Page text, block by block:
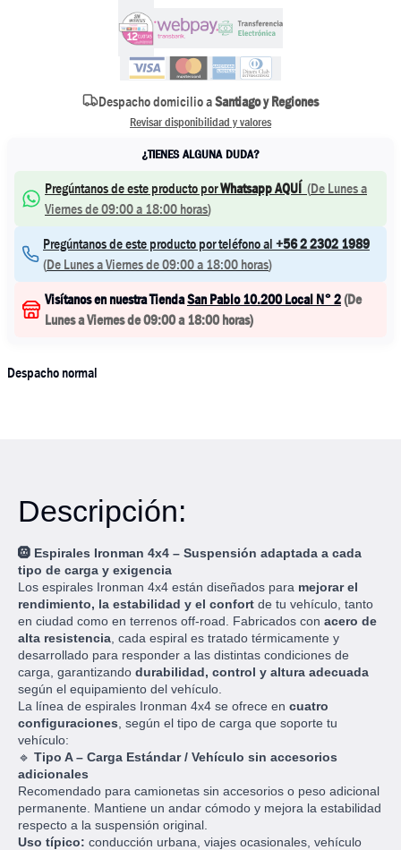
Despacho domicilio aSantiago y Regiones
Revisar disponibilidad y valores
¿TIENES ALGUNA DUDA?
Pregúntanos de este producto porWhatsapp AQUÍ (De Lunes a
Viernes de 09:00 a 18:00 horas)
Pregúntanos de este producto por teléfono al+56 2 2302 1989
(De Lunes a Viernes de 09:00 a 18:00 horas)
Visítanos en nuestra TiendaSan Pablo 10.200 Local N° 2(De
Lunes a Viernes de 09:00 a 18:00 horas)
Despacho normal
Descripción:
🛞 Espirales Ironman 4x4 – Suspensión adaptada a cada
tipo de carga y exigencia
Los espirales Ironman 4x4 están diseñados para mejorar el
rendimiento, la estabilidad y el confort de tu vehículo, tanto
en ciudad como en terrenos off-road. Fabricados con acero de
alta resistencia , cada espiral es tratado térmicamente y
desarrollado para responder a las distintas condiciones de
carga, garantizando durabilidad, control y altura adecuada
según el equipamiento del vehículo.
La línea de espirales Ironman 4x4 se ofrece en cuatro
configuraciones , según el tipo de carga que soporte tu
vehículo:
🔹 Tipo A – Carga Estándar / Vehículo sin accesorios
adicionales
Recomendado para camionetas sin accesorios o peso adicional
permanente. Mantiene un andar cómodo y mejora la estabilidad
respecto a la suspensión original.
Uso típico: conducción urbana, viajes ocasionales, vehículo